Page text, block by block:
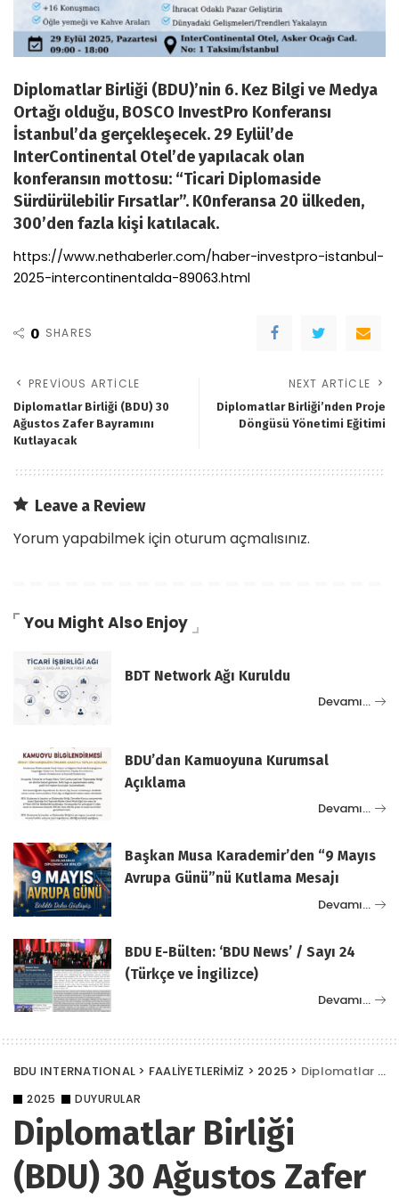
Diplomatlar Birliği (BDU)’nin 6. Kez Bilgi ve Medya
Ortağı olduğu, BOSCO InvestPro Konferansı
İstanbul’da gerçekleşecek. 29 Eylül’de
InterContinental Otel’de yapılacak olan
konferansın mottosu: “Ticari Diplomaside
Sürdürülebilir Fırsatlar”. K0nferansa 20 ülkeden,
300’den fazla kişi katılacak.
https://www.nethaberler.com/haber-investpro-istanbul-
2025-intercontinentalda-89063.html
0 SHARES
PREVIOUS ARTICLE
Diplomatlar Birliği (BDU) 30
Ağustos Zafer Bayramını
Kutlayacak
NEXT ARTICLE
Diplomatlar Birliği’nden Proje
Döngüsü Yönetimi Eğitimi
Leave a Review
Yorum yapabilmek içinoturum açmalısınız.
You Might Also Enjoy
BDT Network Ağı Kuruldu
Devamı…
BDU’dan Kamuoyuna Kurumsal
Açıklama
Devamı…
Başkan Musa Karademir’den “9 Mayıs
Avrupa Günü”nü Kutlama Mesajı
Devamı…
BDU E-Bülten: ‘BDU News’ / Sayı 24
(Türkçe ve İngilizce)
Devamı…
BDU INTERNATIONAL > FAALİYETLERİMİZ > 2025 > Diplomatlar Birliği (BDU) 30 Ağustos Zafer Bayramını Kutlayacak
2025 DUYURULAR
Diplomatlar Birliği
(BDU) 30 Ağustos Zafer